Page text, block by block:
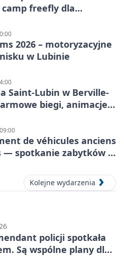
freefly dla
2026 – motoryzacyjne
w Lubinie
Saint-Lubin w Berville-
biegi, animacje i
de véhicules anciens
— spotkanie zabytków i
Kolejne wydarzenia
policji spotkała
Są wspólne plany dla